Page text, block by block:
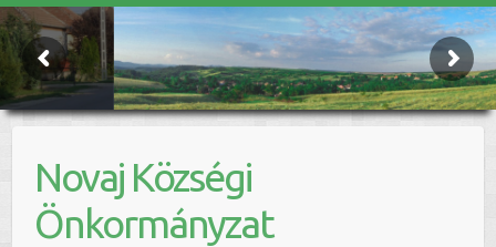
Novaj Községi
Önkormányzat